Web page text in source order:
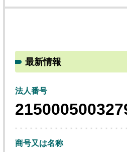
最新情報
法人番号
商号又は名称